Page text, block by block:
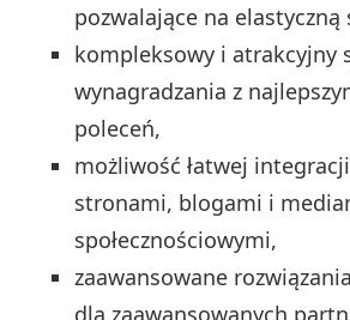
pozwalające na
kompleksowy i atrakcyjny
wynagradzania z
poleceń,
możliwość łatwej
stronami, blogami i
społecznościowymi,
zaawansowane
dla zaawansowanych